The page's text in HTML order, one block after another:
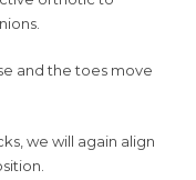
and the toes move
we will again align